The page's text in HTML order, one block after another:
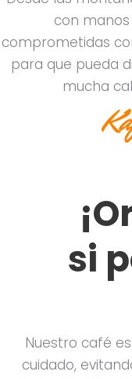
con
comprometidas
para que pueda
mucha
si
Nuestro café
cuidado,